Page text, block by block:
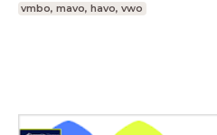
vmbo, mavo, havo, vwo